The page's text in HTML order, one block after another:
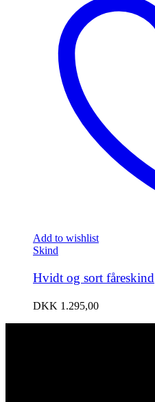
Add to wishlist
Skind
Hvidt og sort fåreskind
DKK 1.295,00